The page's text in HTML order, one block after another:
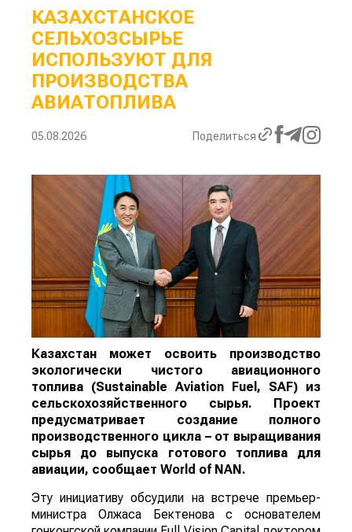
КАЗАХСТАНСКОЕ
СЕЛЬХОЗСЫРЬЕ
ИСПОЛЬЗУЮТ ДЛЯ
ПРОИЗВОДСТВА
АВИАТОПЛИВА
05.08.2026 Поделиться
Казахстан может освоить производство
экологически чистого авиационного
топлива (Sustainable Aviation Fuel, SAF) из
сельскохозяйственного сырья. Проект
предусматривает создание полного
производственного цикла – от выращивания
сырья до выпуска готового топлива для
авиации, сообщает World of NAN.
Эту инициативу обсудили на встрече премьер-
министра Олжаса Бектенова с основателем